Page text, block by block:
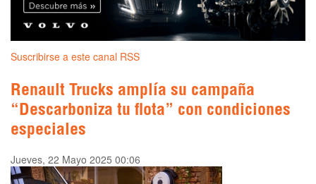
Suscribirse a este canal RSS
Renault Trucks amplía su campaña
“Descarboniza tu flota” con condiciones
especiales
Jueves, 22 Mayo 2025 00:06